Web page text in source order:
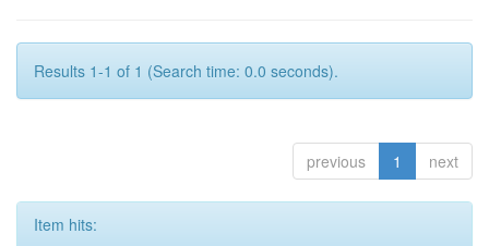
Results 1-1 of 1 (Search time: 0.0 seconds).
previous 1 next
Item hits: